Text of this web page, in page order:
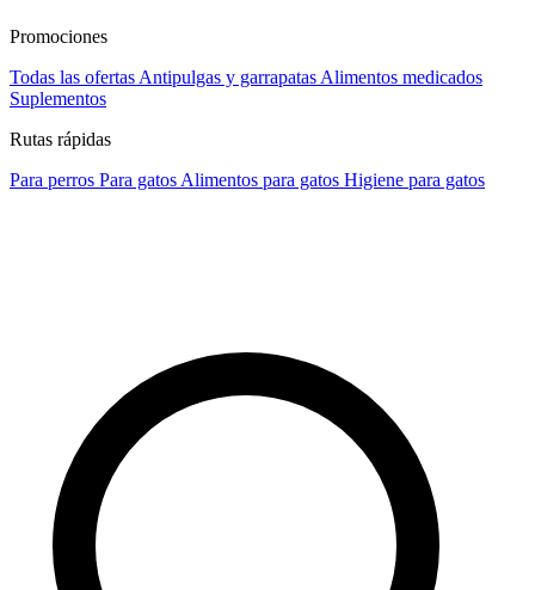
Promociones
Todas las ofertas Antipulgas y garrapatas Alimentos medicados
Suplementos
Rutas rápidas
Para perros Para gatos Alimentos para gatos Higiene para gatos